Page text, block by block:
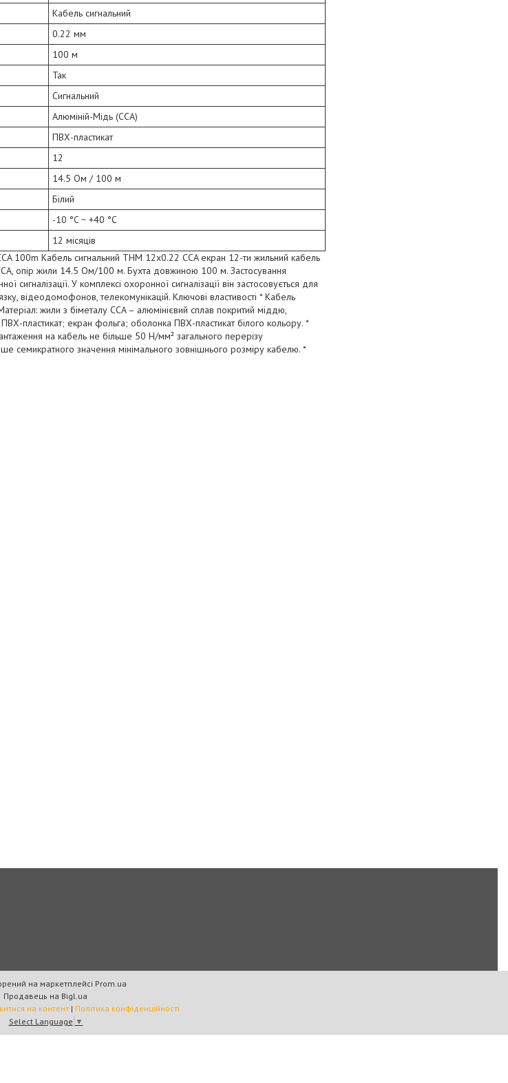
Кабель сигнальний
0.22 мм
100 м
Так
Сигнальний
Алюміній-Мідь (CCA)
ПВХ-пластикат
12
14.5 Ом / 100 м
Білий
-10 °C ~ +40 °C
12 місяців
100m Кабель сигнальний THM 12x0.22 CCA екран 12-ти жильний кабель
опір жили 14.5 Ом/100 м. Бухта довжиною 100 м. Застосування
У комплексі охоронної сигналізації він застосовується для
відеодомофонов, телекомунікацій. Ключові властивості * Кабель
жили з біметалу ССA – алюмінієвий сплав покритий міддю,
пластикат; екран фольга; оболонка ПВХ-пластикат білого кольору. *
на кабель не більше 50 Н/мм² загального перерізу
семикратного значення мінімального зовнішнього розміру кабелю. *
на маркетплейсі Prom.ua
Продавець на Bigl.ua
на контент | Політика конфіденційності
Select Language ▼